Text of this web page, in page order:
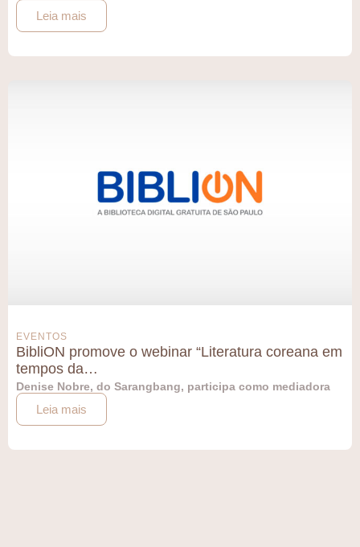
Leia mais
EVENTOS
BibliON promove o webinar “Literatura coreana em
tempos da…
Denise Nobre, do Sarangbang, participa como mediadora
Leia mais